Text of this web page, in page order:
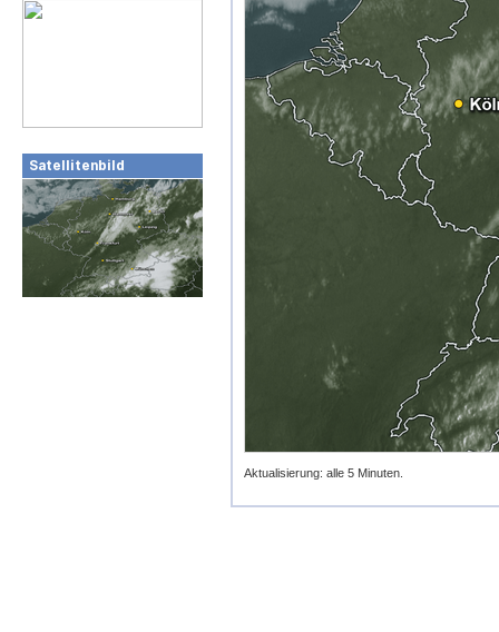
Satellitenbild
Aktualisierung: alle 5 Minuten.